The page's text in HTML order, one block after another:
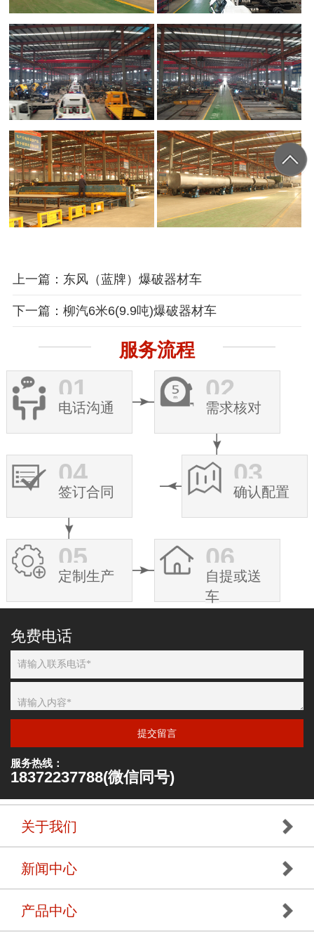
上一篇：东风（蓝牌）爆破器材车
下一篇：柳汽6米6(9.9吨)爆破器材车
服务流程
01
电话沟通
02
需求核对
03
确认配置
04
签订合同
05
定制生产
06
自提或送
车
免费电话
提交留言
服务热线：
18372237788(微信同号)
关于我们
新闻中心
产品中心